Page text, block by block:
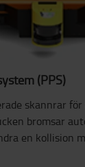
(PPS)
skannrar
bromsar
en kollision